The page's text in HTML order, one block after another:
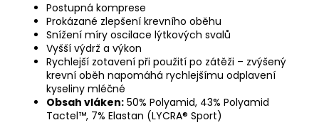
Postupná komprese
Prokázané zlepšení krevního oběhu
Snížení míry oscilace lýtkových svalů
Vyšší výdrž a výkon
Rychlejší zotavení při použití po zátěži – zvýšený
krevní oběh napomáhá rychlejšímu odplavení
kyseliny mléčné
Obsah vláken: 50% Polyamid, 43% Polyamid
Tactel™, 7% Elastan (LYCRA® Sport)